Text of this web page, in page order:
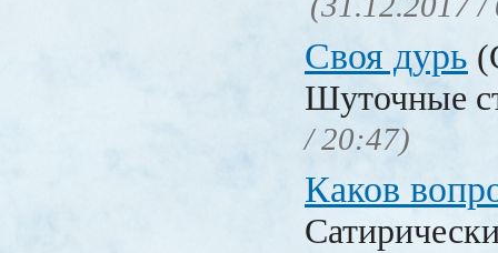
Своя дурь
Шуточные
/ 20:47)
Каков